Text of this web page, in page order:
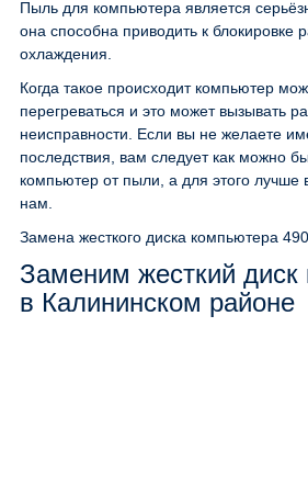
Пыль для компьютера является
она способна приводить к блокировке
охлаждения.
Когда такое происходит компьютер
перегреваться и это может вызывать
неисправности. Если вы не желаете
последствия, вам следует как можно
компьютер от пыли, а для этого лучше
нам.
Замена жесткого диска компьютера
Заменим жесткий диск
в Калининском районе